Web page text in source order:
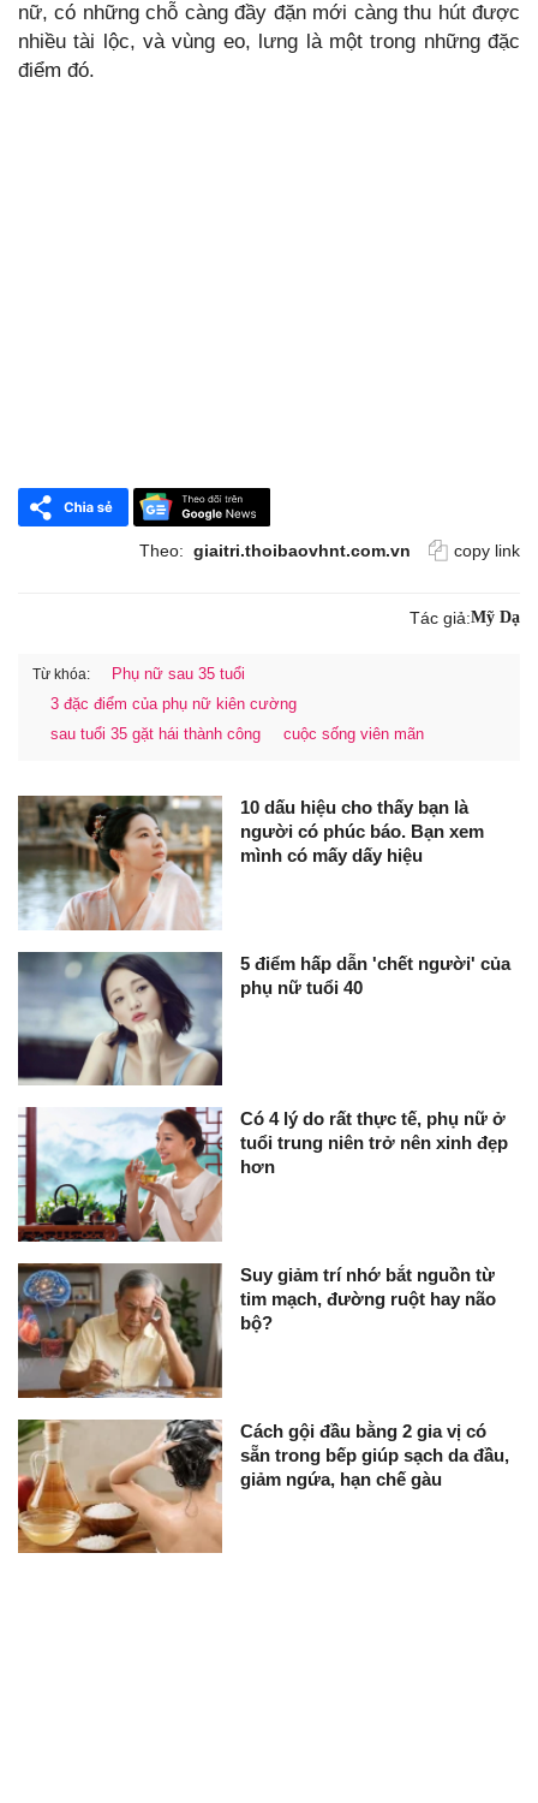
nữ, có những chỗ càng đầy đặn mới càng thu hút được
nhiều tài lộc, và vùng eo, lưng là một trong những đặc
điểm đó.
Theo: giaitri.thoibaovhnt.com.vn copy link
Tác giả:Mỹ Dạ
Từ khóa:
Phụ nữ sau 35 tuổi
3 đặc điểm của phụ nữ kiên cường
sau tuổi 35 gặt hái thành công
cuộc sống viên mãn
10 dấu hiệu cho thấy bạn là
người có phúc báo. Bạn xem
mình có mấy dấy hiệu
5 điểm hấp dẫn 'chết người' của
phụ nữ tuổi 40
Có 4 lý do rất thực tế, phụ nữ ở
tuổi trung niên trở nên xinh đẹp
hơn
Suy giảm trí nhớ bắt nguồn từ
tim mạch, đường ruột hay não
bộ?
Cách gội đầu bằng 2 gia vị có
sẵn trong bếp giúp sạch da đầu,
giảm ngứa, hạn chế gàu